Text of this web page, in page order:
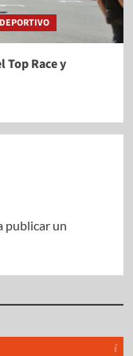
Top Race y
publicar un